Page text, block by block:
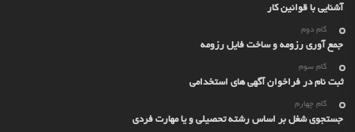
آشنایی با قوانین کار
گام دوم
جمع آوری رزومه و ساخت فایل رزومه
گام سوم
ثبت نام در فراخوان آگهی های استخدامی
گام چهارم
جستجوی شغل بر اساس رشته تحصیلی و یا مهارت فردی